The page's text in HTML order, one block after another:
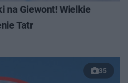
na Giewont! Wielkie
Tatr
35